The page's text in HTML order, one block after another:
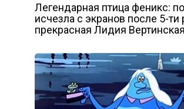
Легендарная птица феникс:
исчезла с экранов после 5-ти
прекрасная Лидия